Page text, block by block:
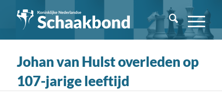
Johan van Hulst overleden op
107-jarige leeftijd